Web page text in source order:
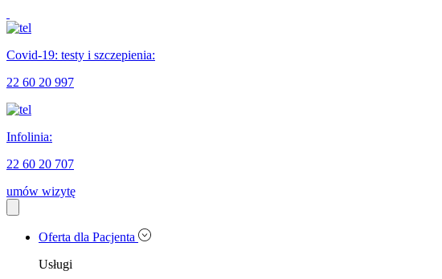
Covid-19: testy i szczepienia:
22 60 20 997
Infolinia:
22 60 20 707
umów wizytę
Oferta dla Pacjenta
Usługi